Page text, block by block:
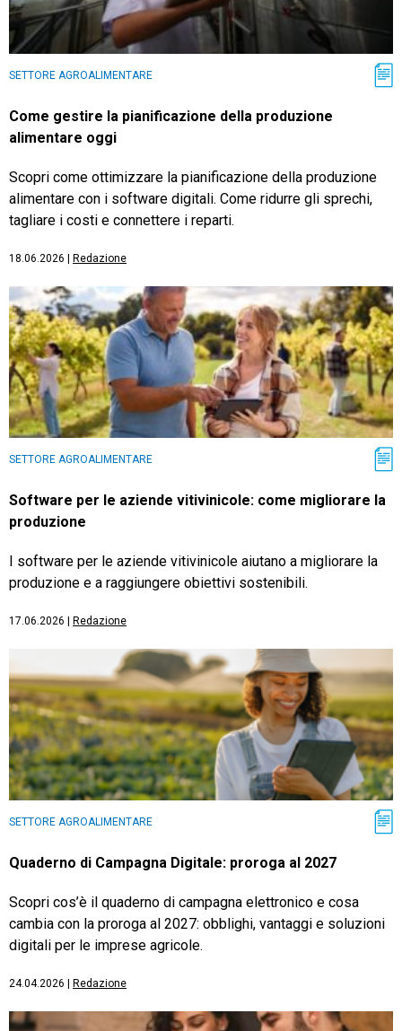
SETTORE AGROALIMENTARE
Come gestire la pianificazione della produzione
alimentare oggi
Scopri come ottimizzare la pianificazione della produzione
alimentare con i software digitali. Come ridurre gli sprechi,
tagliare i costi e connettere i reparti.
18.06.2026 Redazione
SETTORE AGROALIMENTARE
Software per le aziende vitivinicole: come migliorare la
produzione
I software per le aziende vitivinicole aiutano a migliorare la
produzione e a raggiungere obiettivi sostenibili.
17.06.2026 Redazione
SETTORE AGROALIMENTARE
Quaderno di Campagna Digitale: proroga al 2027
Scopri cos’è il quaderno di campagna elettronico e cosa
cambia con la proroga al 2027: obblighi, vantaggi e soluzioni
digitali per le imprese agricole.
24.04.2026 Redazione